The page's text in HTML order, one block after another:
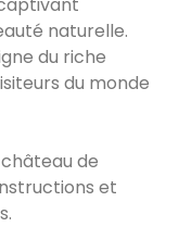
naturelle.
du riche
du monde
de
et